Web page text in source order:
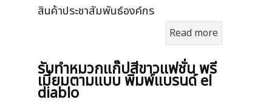
สินค้าประชาสัมพันธ์องค์กร
Read more
รับทำหมวกแก๊ปสีขาวแฟชั่น พรี
เมี่ยมตามแบบ พิมพ์แบรนด์ el
diablo